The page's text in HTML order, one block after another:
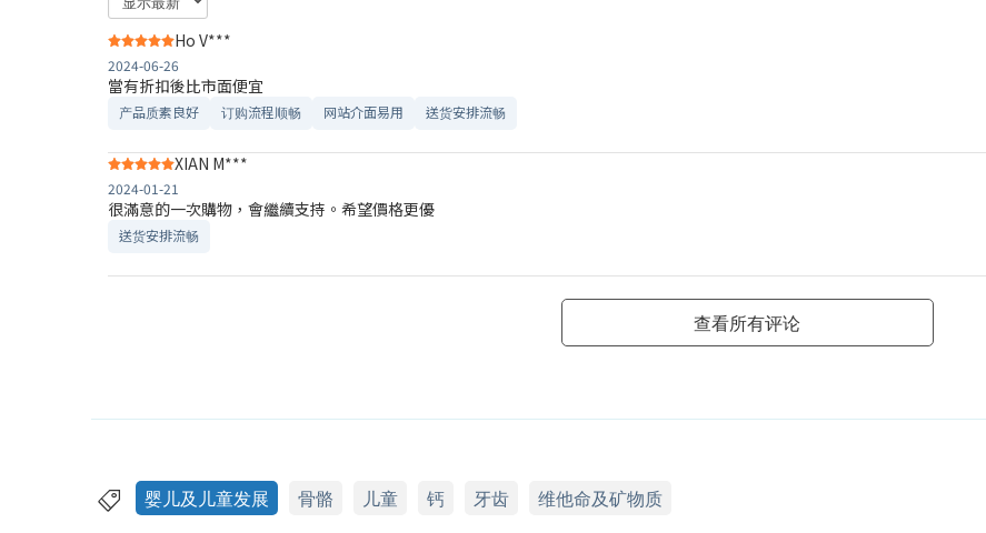
Ho V***
2024-06-26
當有折扣後比市面便宜
产品质素良好 订购流程顺畅 网站介面易用 送货安排流畅
XIAN M***
2024-01-21
很滿意的一次購物，會繼續支持。希望價格更優
送货安排流畅
查看所有评论
婴儿及儿童发展 骨骼 儿童 钙 牙齿 维他命及矿物质